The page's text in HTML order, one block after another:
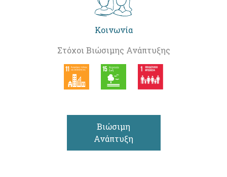
Κοινωνία
Στόχοι Βιώσιμης Ανάπτυξης
Βιώσιμη
Ανάπτυξη